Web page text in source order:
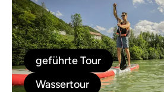
geführte Tour
Wassertour